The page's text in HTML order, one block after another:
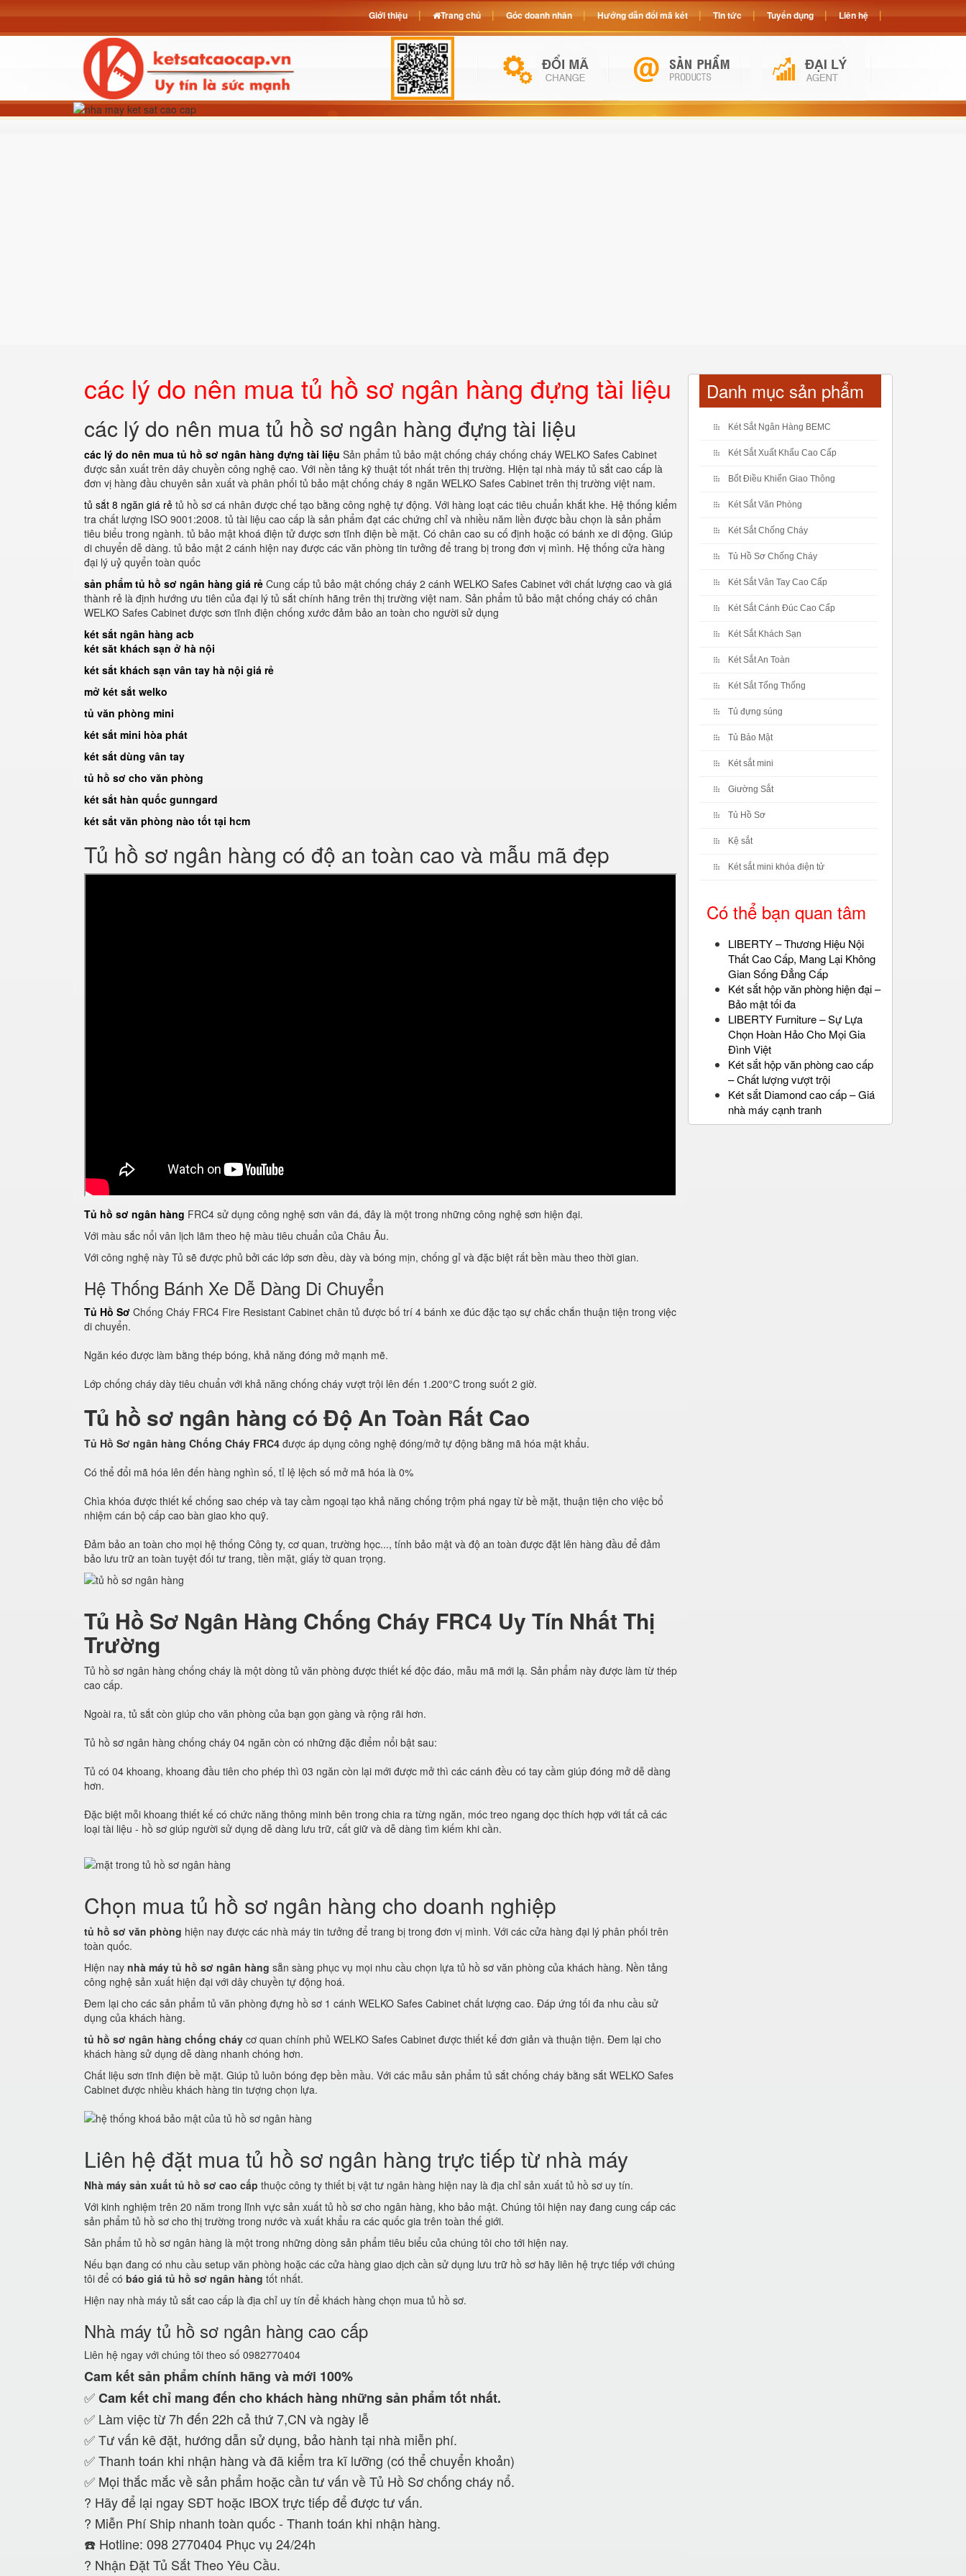
các lý do nên mua tủ hồ sơ ngân hàng đựng tài liệu
các lý do nên mua tủ hồ sơ ngân hàng đựng tài liệu
các lý do nên mua tủ hồ sơ ngân hàng đựng tài liệu Sản phẩm tủ bảo mật chống cháy chống cháy WELKO Safes Cabinet
được sản xuất trên dây chuyền công nghệ cao. Với nền tảng kỹ thuật tốt nhất trên thị trường. Hiện tại nhà máy tủ sắt cao cấp là
đơn vị hàng đầu chuyên sản xuất và phân phối tủ bảo mật chống cháy 8 ngăn WELKO Safes Cabinet trên thị trường việt nam.
tủ sắt 8 ngăn giá rẻ tủ hồ sơ cá nhân được chế tạo bằng công nghệ tự động. Với hàng loạt các tiêu chuẩn khắt khe. Hệ thống kiểm
tra chất lượng ISO 9001:2008. tủ tài liệu cao cấp là sản phẩm đạt các chứng chỉ và nhiều năm liền được bầu chọn là sản phẩm
tiêu biểu trong ngành. tủ bảo mật khoá điện tử được sơn tĩnh điện bề mặt. Có chân cao su cố định hoặc có bánh xe di động. Giúp
di chuyển dễ dàng. tủ bảo mật 2 cánh hiện nay được các văn phòng tin tưởng để trang bị trong đơn vị mình. Hệ thống cửa hàng
đại lý uỷ quyển toàn quốc
sản phẩm tủ hồ sơ ngân hàng giá rẻ Cung cấp tủ bảo mật chống cháy 2 cánh WELKO Safes Cabinet với chất lượng cao và giá
thành rẻ là định hướng ưu tiên của đại lý tủ sắt chính hãng trên thị trường việt nam. Sản phẩm tủ bảo mật chống cháy có chân
WELKO Safes Cabinet được sơn tĩnh điện chống xước đảm bảo an toàn cho người sử dụng
két sắt ngân hàng acb
két săt khách sạn ở hà nội
két sắt khách sạn vân tay hà nội giá rẻ
mở két sắt welko
tủ văn phòng mini
két sắt mini hòa phát
két sắt dùng vân tay
tủ hồ sơ cho văn phòng
két sắt hàn quốc gunngard
két sắt văn phòng nào tốt tại hcm
Tủ hồ sơ ngân hàng có độ an toàn cao và mẫu mã đẹp
Tủ hồ sơ ngân hàng FRC4 sử dụng công nghệ sơn vân đá, đây là một trong những công nghệ sơn hiện đại.
Với màu sắc nổi vân lịch lãm theo hệ màu tiêu chuẩn của Châu Âu.
Với công nghệ này Tủ sẽ được phủ bởi các lớp sơn đều, dày và bóng mịn, chống gỉ và đặc biệt rất bền màu theo thời gian.
Hệ Thống Bánh Xe Dễ Dàng Di Chuyển
Tủ Hồ Sơ Chống Cháy FRC4 Fire Resistant Cabinet chân tủ được bố trí 4 bánh xe đúc đặc tạo sự chắc chắn thuận tiện trong việc
di chuyển.
Ngăn kéo được làm bằng thép bóng, khả năng đóng mở mạnh mẽ.
Lớp chống cháy dày tiêu chuẩn với khả năng chống cháy vượt trội lên đến 1.200°C trong suốt 2 giờ.
Tủ hồ sơ ngân hàng có Độ An Toàn Rất Cao
Tủ Hồ Sơ ngân hàng Chống Cháy FRC4 được áp dụng công nghệ đóng/mở tự động bằng mã hóa mật khẩu.
Có thể đổi mã hóa lên đến hàng nghìn số, tỉ lệ lệch số mở mã hóa là 0%
Chìa khóa được thiết kế chống sao chép và tay cầm ngoại tạo khả năng chống trộm phá ngay từ bề mặt, thuận tiện cho việc bổ
nhiệm cán bộ cấp cao bàn giao kho quỹ.
Đảm bảo an toàn cho mọi hệ thống Công ty, cơ quan, trường học..., tính bảo mật và độ an toàn được đặt lên hàng đầu để đảm
bảo lưu trữ an toàn tuyệt đối tư trang, tiền mặt, giấy tờ quan trọng.
Tủ Hồ Sơ Ngân Hàng Chống Cháy FRC4 Uy Tín Nhất Thị
Trường
Tủ hồ sơ ngân hàng chống cháy là một dòng tủ văn phòng được thiết kế độc đáo, mẫu mã mới lạ. Sản phẩm này được làm từ thép
cao cấp.
Ngoài ra, tủ sắt còn giúp cho văn phòng của bạn gọn gàng và rộng rãi hơn.
Tủ hồ sơ ngân hàng chống cháy 04 ngăn còn có những đặc điểm nổi bật sau:
Tủ có 04 khoang, khoang đầu tiên cho phép thì 03 ngăn còn lại mới được mở thì các cánh đều có tay cầm giúp đóng mở dễ dàng
hơn.
Đặc biệt mỗi khoang thiết kế có chức năng thông minh bên trong chia ra từng ngăn, móc treo ngang dọc thích hợp với tất cả các
loại tài liệu - hồ sơ giúp người sử dụng dễ dàng lưu trữ, cất giữ và dễ dàng tìm kiếm khi cần.
Chọn mua tủ hồ sơ ngân hàng cho doanh nghiệp
tủ hồ sơ văn phòng hiện nay được các nhà máy tin tưởng để trang bị trong đơn vị mình. Với các cửa hàng đại lý phân phối trên
toàn quốc.
Hiện nay nhà máy tủ hồ sơ ngân hàng sẵn sàng phục vụ mọi nhu cầu chọn lựa tủ hồ sơ văn phòng của khách hàng. Nền tảng
công nghệ sản xuất hiện đại với dây chuyền tự động hoá.
Đem lại cho các sản phẩm tủ văn phòng đựng hồ sơ 1 cánh WELKO Safes Cabinet chất lượng cao. Đáp ứng tối đa nhu cầu sử
dụng của khách hàng.
tủ hồ sơ ngân hàng chống cháy cơ quan chính phủ WELKO Safes Cabinet được thiết kế đơn giản và thuận tiện. Đem lại cho
khách hàng sử dụng dễ dàng nhanh chóng hơn.
Chất liệu sơn tĩnh điện bề mặt. Giúp tủ luôn bóng đẹp bền mầu. Với các mẫu sản phẩm tủ sắt chống cháy bằng sắt WELKO Safes
Cabinet được nhiều khách hàng tin tượng chọn lựa.
Liên hệ đặt mua tủ hồ sơ ngân hàng trực tiếp từ nhà máy
Nhà máy sản xuất tủ hồ sơ cao cấp thuộc công ty thiết bị vật tư ngân hàng hiện nay là địa chỉ sản xuất tủ hồ sơ uy tín.
Với kinh nghiệm trên 20 năm trong lĩnh vực sản xuất tủ hồ sơ cho ngân hàng, kho bảo mật. Chúng tôi hiện nay đang cung cấp các
sản phẩm tủ hồ sơ cho thị trường trong nước và xuất khẩu ra các quốc gia trên toàn thế giới.
Sản phẩm tủ hồ sơ ngân hàng là một trong những dòng sản phẩm tiêu biểu của chúng tôi cho tới hiện nay.
Nếu bạn đang có nhu cầu setup văn phòng hoặc các cửa hàng giao dịch cần sử dụng lưu trữ hồ sơ hãy liên hệ trực tiếp với chúng
tôi để có báo giá tủ hồ sơ ngân hàng tốt nhất.
Hiện nay nhà máy tủ sắt cao cấp là địa chỉ uy tín để khách hàng chọn mua tủ hồ sơ.
Nhà máy tủ hồ sơ ngân hàng cao cấp
Liên hệ ngay với chúng tôi theo số 0982770404
Cam kếtsản phẩm chính hãng và mới 100%
✅Cam kếtchỉ mang đến cho khách hàng những sản phẩm tốt nhất.
✅ Làm việc từ 7h đến 22h cả thứ 7,CN và ngày lễ
✅ Tư vấn kê đặt, hướng dẫn sử dụng, bảo hành tại nhà miễn phí.
✅ Thanh toán khi nhận hàng và đã kiểm tra kĩ lưỡng (có thể chuyển khoản)
✅ Mọi thắc mắc về sản phẩm hoặc cần tư vấn về Tủ Hồ Sơ chống cháy nổ.
? Hãy để lại ngay SĐT hoặc IBOX trực tiếp để được tư vấn.
? Miễn Phí Ship nhanh toàn quốc - Thanh toán khi nhận hàng.
☎️ Hotline: 098 2770404 Phục vụ 24/24h
? Nhận Đặt Tủ Sắt Theo Yêu Cầu.
Danh mục sản phẩm
Két Sắt Ngân Hàng BEMC
Két Sắt Xuất Khẩu Cao Cấp
Bốt Điều Khiển Giao Thông
Két Sắt Văn Phòng
Két Sắt Chống Cháy
Tủ Hồ Sơ Chống Cháy
Két Sắt Vân Tay Cao Cấp
Két Sắt Cánh Đúc Cao Cấp
Két Sắt Khách Sạn
Két Sắt An Toàn
Két Sắt Tổng Thống
Tủ đựng súng
Tủ Bảo Mật
Két sắt mini
Giường Sắt
Tủ Hồ Sơ
Kệ sắt
Két sắt mini khóa điện tử
Có thể bạn quan tâm
LIBERTY – Thương Hiệu Nội
Thất Cao Cấp, Mang Lại Không
Gian Sống Đẳng Cấp
Két sắt hộp văn phòng hiện đại –
Bảo mật tối đa
LIBERTY Furniture – Sự Lựa
Chọn Hoàn Hảo Cho Mọi Gia
Đình Việt
Két sắt hộp văn phòng cao cấp
– Chất lượng vượt trội
Két sắt Diamond cao cấp – Giá
nhà máy cạnh tranh
Giới thiệu Trang chủ Góc doanh nhân Hướng dẫn đổi mã két Tin tức Tuyển dụng Liên hệ